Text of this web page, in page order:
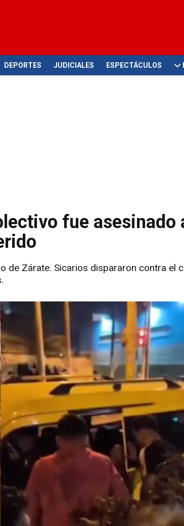
DEPORTES JUDICIALES ESPECTÁCULOS
fue asesinado
de Zárate. Sicarios dispararon contra el